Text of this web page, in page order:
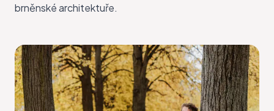
brněnské architektuře.